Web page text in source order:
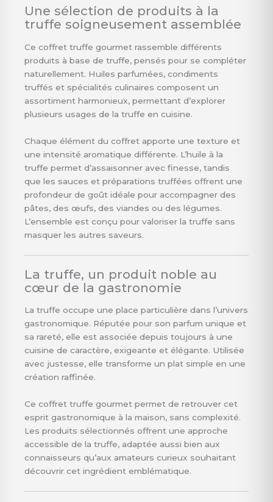
Une sélection de produits à la
truffe soigneusement assemblée
Ce coffret truffe gourmet rassemble différents
produits à base de truffe, pensés pour se compléter
naturellement. Huiles parfumées, condiments
truffés et spécialités culinaires composent un
assortiment harmonieux, permettant d’explorer
plusieurs usages de la truffe en cuisine.
Chaque élément du coffret apporte une texture et
une intensité aromatique différente. L’huile à la
truffe permet d’assaisonner avec finesse, tandis
que les sauces et préparations truffées offrent une
profondeur de goût idéale pour accompagner des
pâtes, des œufs, des viandes ou des légumes.
L’ensemble est conçu pour valoriser la truffe sans
masquer les autres saveurs.
La truffe, un produit noble au
cœur de la gastronomie
La truffe occupe une place particulière dans l’univers
gastronomique. Réputée pour son parfum unique et
sa rareté, elle est associée depuis toujours à une
cuisine de caractère, exigeante et élégante. Utilisée
avec justesse, elle transforme un plat simple en une
création raffinée.
Ce coffret truffe gourmet permet de retrouver cet
esprit gastronomique à la maison, sans complexité.
Les produits sélectionnés offrent une approche
accessible de la truffe, adaptée aussi bien aux
connaisseurs qu’aux amateurs curieux souhaitant
découvrir cet ingrédient emblématique.